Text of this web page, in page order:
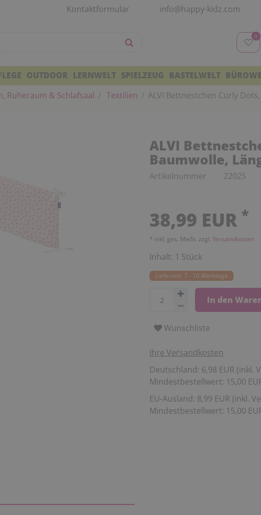
Kontaktformular info@happy-kidz.com
0
OUTDOOR LERNWELT SPIELZEUG BASTELWELT
Ruheraum & Schlafsaal Textilien ALVI Bettnestchen Curly
ALVI
Baumwolle,
Artikelnummer 22025
38,99 EUR *
* inkl. ges. MwSt. zzgl. Versandkosten
Inhalt: 1 Stück
Lieferzeit: 7 - 10 Werktage
In den
Wunschliste
Ihre Versandkosten
Deutschland: 6,98 EUR (inkl.
Mindestbestellwert: 15,00
EU-Ausland: 8,99 EUR (inkl.
Mindestbestellwert: 15,00